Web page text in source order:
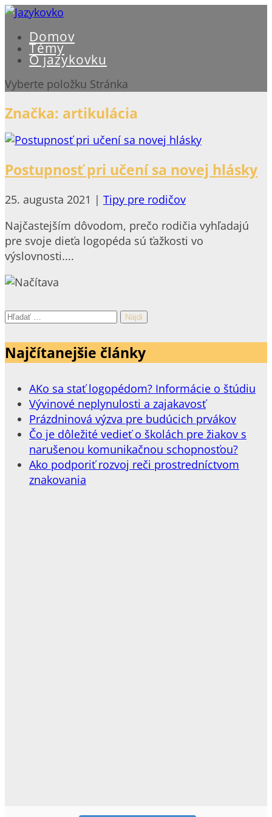
Domov
Témy
O jazykovku
Vyberte položku Stránka
Značka: artikulácia
Postupnosť pri učení sa novej hlásky
25. augusta 2021 | Tipy pre rodičov
Najčastejším dôvodom, prečo rodičia vyhľadajú
pre svoje dieťa logopéda sú ťažkosti vo
výslovnosti....
Hľadať:
Najčítanejšie články
AKo sa stať logopédom? Informácie o štúdiu
Vývinové neplynulosti a zajakavosť
Prázdninová výzva pre budúcich prvákov
Čo je dôležité vedieť o školách pre žiakov s
narušenou komunikačnou schopnosťou?
Ako podporiť rozvoj reči prostredníctvom
znakovania